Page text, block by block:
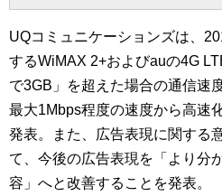
UQコミュニケーションズは、
するWiMAX 2+およびauの4G
で3GB」を超えた場合の通信速
最大1Mbps程度の速度から高速
発表。また、広告表現に関する
て、今後の広告表現を「より分
容」へと改善することを発表。